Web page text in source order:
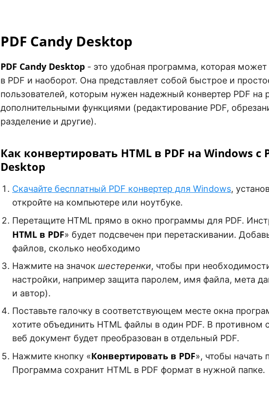
PDF Candy Desktop
PDF Candy Desktop - это удобная программа, которая может
в PDF и наоборот. Она представляет собой быстрое и
пользователей, которым нужен надежный конвертер PDF на
дополнительными функциями (редактирование PDF,
разделение и другие).
Как конвертировать HTML в PDF на Windows с
Desktop
Скачайте бесплатный PDF конвертер для Windows,
откройте на компьютере или ноутбуке.
Перетащите HTML прямо в окно программы для PDF.
HTML в PDF» будет подсвечен при перетаскивании.
файлов, сколько необходимо
Нажмите на значок шестеренки, чтобы при
настройки, например защита паролем, имя файла, мета
и автор).
Поставьте галочку в соответствующем месте окна
хотите объединить HTML файлы в один PDF. В противном
веб документ будет преобразован в отдельный PDF.
Нажмите кнопку «Конвертировать в PDF», чтобы начать
Программа сохранит HTML в PDF формат в нужной папке.